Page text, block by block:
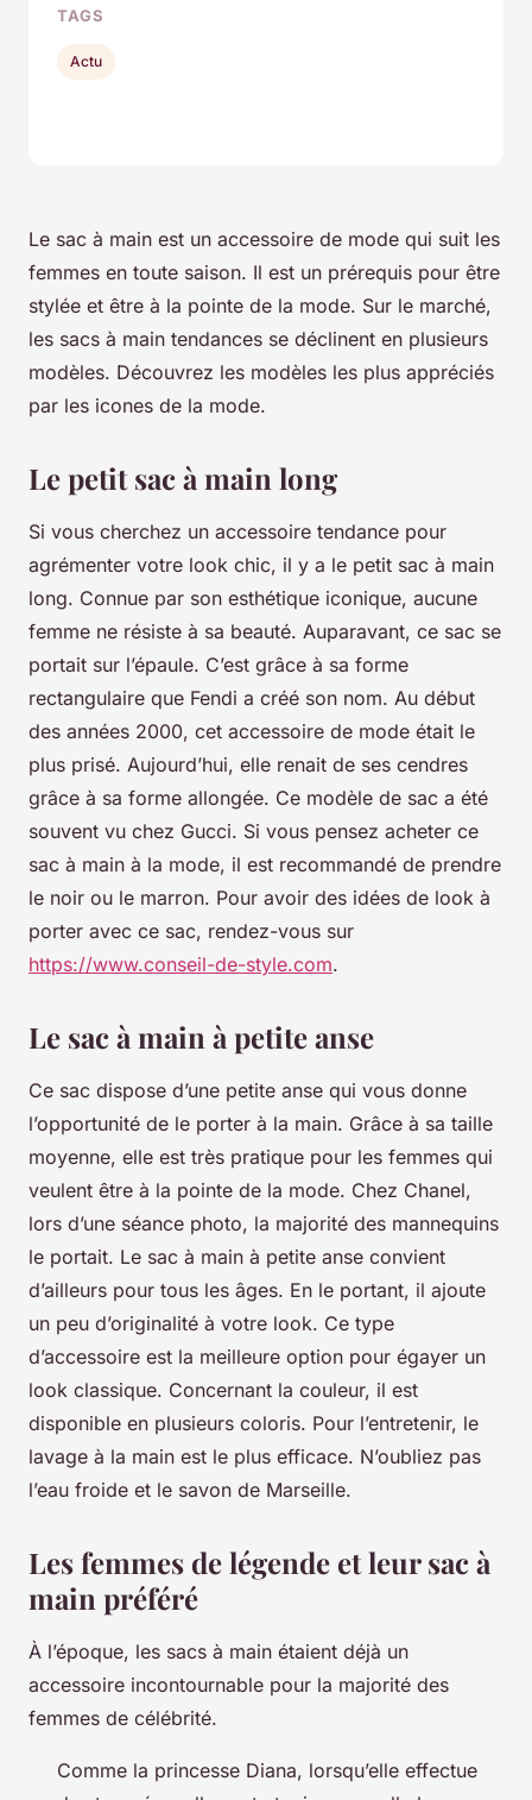
Le sac à main est un accessoire de mode qui suit les
femmes en toute saison. Il est un prérequis pour être
stylée et être à la pointe de la mode. Sur le marché,
les sacs à main tendances se déclinent en plusieurs
modèles. Découvrez les modèles les plus appréciés
par les icones de la mode.
Le petit sac à main long
Si vous cherchez un accessoire tendance pour
agrémenter votre look chic, il y a le petit sac à main
long. Connue par son esthétique iconique, aucune
femme ne résiste à sa beauté. Auparavant, ce sac se
portait sur l’épaule. C’est grâce à sa forme
rectangulaire que Fendi a créé son nom. Au début
des années 2000, cet accessoire de mode était le
plus prisé. Aujourd’hui, elle renait de ses cendres
grâce à sa forme allongée. Ce modèle de sac a été
souvent vu chez Gucci. Si vous pensez acheter ce
sac à main à la mode, il est recommandé de prendre
le noir ou le marron. Pour avoir des idées de look à
porter avec ce sac, rendez-vous sur
https://www.conseil-de-style.com.
Le sac à main à petite anse
Ce sac dispose d’une petite anse qui vous donne
l’opportunité de le porter à la main. Grâce à sa taille
moyenne, elle est très pratique pour les femmes qui
veulent être à la pointe de la mode. Chez Chanel,
lors d’une séance photo, la majorité des mannequins
le portait. Le sac à main à petite anse convient
d’ailleurs pour tous les âges. En le portant, il ajoute
un peu d’originalité à votre look. Ce type
d’accessoire est la meilleure option pour égayer un
look classique. Concernant la couleur, il est
disponible en plusieurs coloris. Pour l’entretenir, le
lavage à la main est le plus efficace. N’oubliez pas
l’eau froide et le savon de Marseille.
Les femmes de légende et leur sac à
main préféré
À l’époque, les sacs à main étaient déjà un
accessoire incontournable pour la majorité des
femmes de célébrité.
Comme la princesse Diana, lorsqu’elle effectue
TAGS
Actu